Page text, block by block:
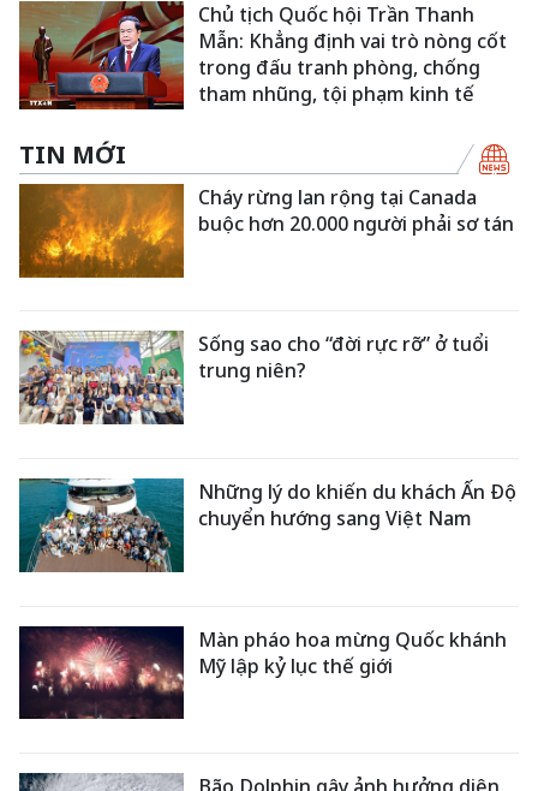
Chủ tịch Quốc hội Trần Thanh
Mẫn: Khẳng định vai trò nòng cốt
trong đấu tranh phòng, chống
tham nhũng, tội phạm kinh tế
TIN MỚI
Cháy rừng lan rộng tại Canada
buộc hơn 20.000 người phải sơ tán
Sống sao cho “đời rực rỡ” ở tuổi
trung niên?
Những lý do khiến du khách Ấn Độ
chuyển hướng sang Việt Nam
Màn pháo hoa mừng Quốc khánh
Mỹ lập kỷ lục thế giới